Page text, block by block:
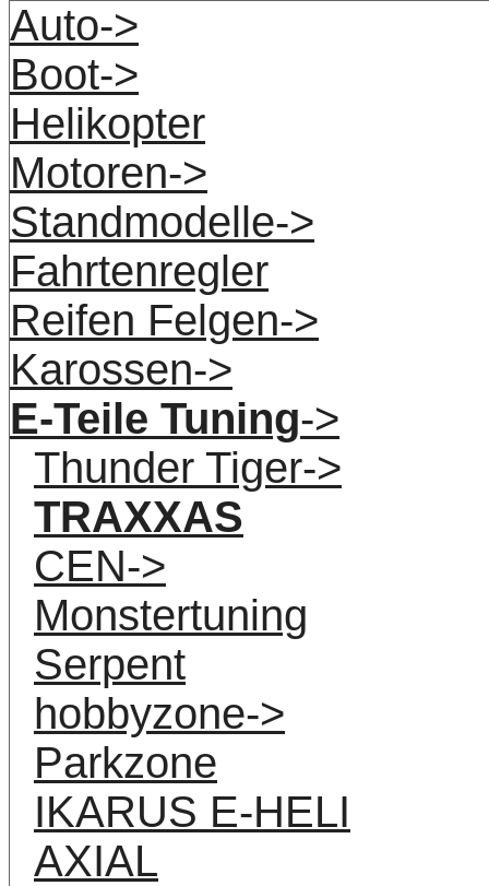
Auto->
Boot->
Helikopter
Motoren->
Standmodelle->
Fahrtenregler
Reifen Felgen->
Karossen->
E-Teile Tuning->
Thunder Tiger->
TRAXXAS
CEN->
Monstertuning
Serpent
hobbyzone->
Parkzone
IKARUS E-HELI
AXIAL